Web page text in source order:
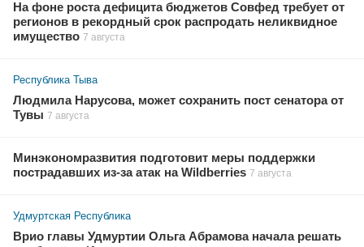
На фоне роста дефицита бюджетов Совфед требует от
регионов в рекордный срок распродать неликвидное
имущество 7 августа
Республика Тыва
Людмила Нарусова, может сохранить пост сенатора от
Тувы 7 августа
Минэкономразвития подготовит меры поддержки
пострадавших из-за атак на Wildberries 7 августа
Удмуртская Республика
Врио главы Удмуртии Ольга Абрамова начала решать